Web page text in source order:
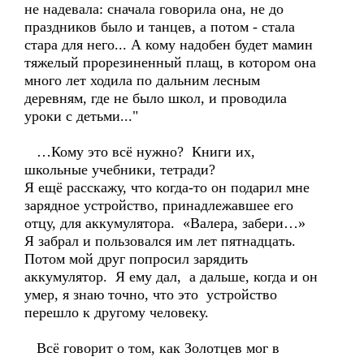
не надевала: сначала говорила она, не до
праздников было и танцев, а потом - стала
стара для него... А кому надобен будет мамин
тяжелый прорезиненный плащ, в котором она
много лет ходила по дальним лесным
деревням, где не было школ, и проводила
уроки с детьми..."
…Кому это всё нужно? Книги их,
школьные учебники, тетради?
Я ещё расскажу, что когда-то он подарил мне
зарядное устройство, принадлежавшее его
отцу, для аккумулятора. «Валера, забери…»
Я забрал и пользовался им лет пятнадцать.
Потом мой друг попросил зарядить
аккумулятор. Я ему дал, а дальше, когда и он
умер, я знаю точно, что это устройство
перешло к другому человеку.
Всё говорит о том, как Золотцев мог в